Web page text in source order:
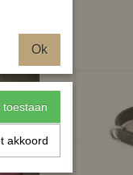
Ok
toestaan
akkoord